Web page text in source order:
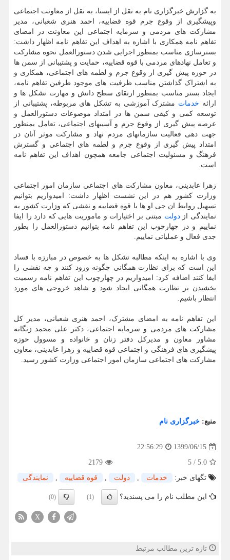
به گزارش خبرگزاری نام به نقل از ایسنا، به نقل از معاونت اجتماعی
وپیشگیری از وقوع جرم قوه قضاییه، احمد هنری شعبانی، مدیر
مشارکت های مردمی و سرمایه اجتماعی این معاونت در امضای
تفاهم نامه همکاری با اشاره به اهداف این تفاهم نامه اظهار داشت:
بسترسازی مناسب بمنظور اجرایی شدن دستورالعمل نحوه مشارکت
و تعامل نهادهای مردمی با قوه قضاییه، حمایت و پشتیبانی از سمن ها
در حوزه پیش گیری از وقوع جرم و لطمه های اجتماعی، همکاری و
به اشتراک گذاشتن مناسب ظرفیت ­های موجود طرفین تفاهم­ نامه،
ایجاد بستر مناسب بمنظور ارتقای سطح دانش و مهارت تشکل ها و
ارائه خدمات مشترک آموزشی به تشکل­ های مربوطه، پشتیبانی از
توسعه کمی و کیفی سمن­ ها در امتداد موضوعات دستورالعمل و
عرصه پیش گیری از وقوع جرم و آسیب­های اجتماعی، تعامل بمنظور
جهت دهی فعالیت سازمان­های مردم نهاد و مشارکت موثر آنان در
امتداد پیش گیری از وقوع جرم و لطمه های اجتماعی و گسترش
فرهنگ و مسئولیت اجتماعی جامعه همچون اهداف این تفاهم نامه
است.
زهرا عابدینی، معاون مشارکت­ های اجتماعی سازمان امور اجتماعی
وزارت کشور هم در این نشست اظهار داشت: امیدواریم بتوانیم
تسهیل روابط ان جی او ها با قوه قضاییه و نقشی که وزارت کشور به
نمایندگی ازدولت مبتنی بر اختیارات و ماموریت­ هایی که دارد را ایفا
نماییم و در چهارچوب این تفاهم نامه بتوانیم دستورالعمل را بطور
جدی فعال و عملیاتی نماییم.
وی با اشاره به اینکه مطالبه تشکل­ ها به خصوص در مبارزه با فساد
این است که برای نظارت همگانی چگونه ورود کنند و چه نقشی را
ایفا کنند اضافه کرد: امیدواریم در چهارچوب این تفاهم نامه رسمیت
بخشیدن بر نظارت همگانی ایجاد ­شود و شاهد خروجی­ های مورد
انتظار باشیم.
این تفاهم نامه به امضای مشترک، احمد هنری شعبانی، مدیر کل
مشارکت های مردمی و سرمایه اجتماعی، دکتر علی محمد زنگانه
مشاور معاون و مدیرکل دفتر زنان و خانواده و مسوول حوزه
پیشگیری­ های فرهنگی و اجتماعی قوه قضاییه و زهرا عابدینی، معاون
مشارکت های اجتماعی سازمان امور اجتماعی وزارت کشور رسید.
منبع: خبرگزاری نام
1399/06/15
22:56:29
5.0
/
5
2179
تگهای خبر:
خدمات , دولت , قوه قضاییه , نمایندگی
این مطلب نام را می پسندید؟ (1)
(0)
X
تازه ترین مطالب مرتبط